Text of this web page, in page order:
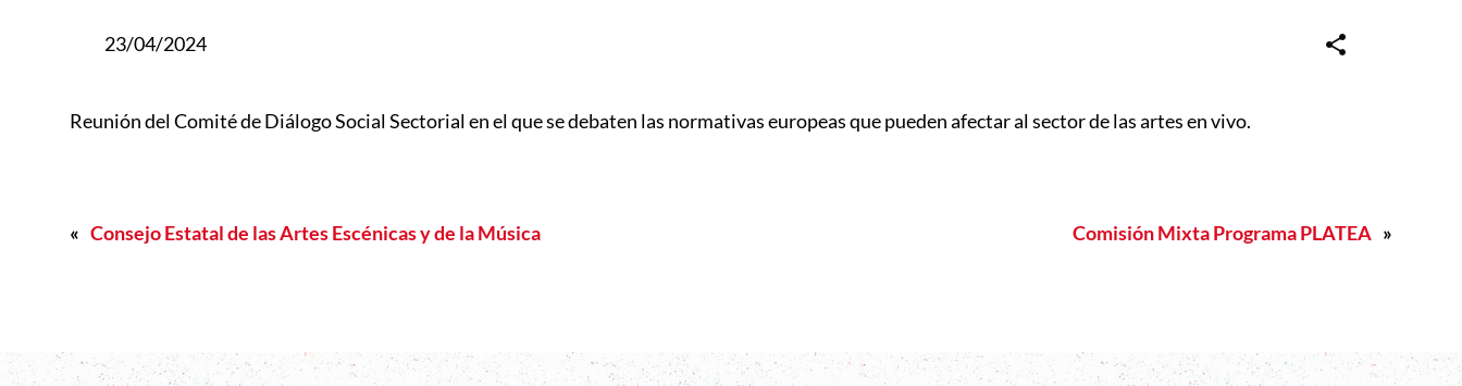
23/04/2024
Reunión del Comité de Diálogo Social Sectorial en el que se debaten las normativas europeas que pueden afectar al sector de las artes en vivo.
« Consejo Estatal de las Artes Escénicas y de la Música Comisión Mixta Programa PLATEA »